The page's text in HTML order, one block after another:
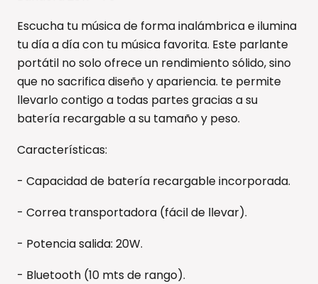
Escucha tu música de forma inalámbrica e ilumina
tu día a día con tu música favorita. Este parlante
portátil no solo ofrece un rendimiento sólido, sino
que no sacrifica diseño y apariencia. te permite
llevarlo contigo a todas partes gracias a su
batería recargable a su tamaño y peso.
Características:
- Capacidad de batería recargable incorporada.
- Correa transportadora (fácil de llevar).
- Potencia salida: 20W.
- Bluetooth (10 mts de rango).